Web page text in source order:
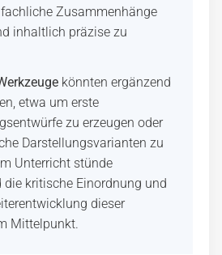
Zusammenhänge
inhaltlich präzise zu
könnten ergänzend
etwa um erste
zu erzeugen oder
Darstellungsvarianten zu
Unterricht stünde
die kritische Einordnung und
dieser
Mittelpunkt.